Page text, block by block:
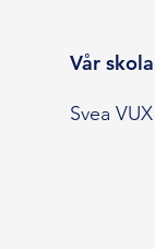
Vår skola
Svea